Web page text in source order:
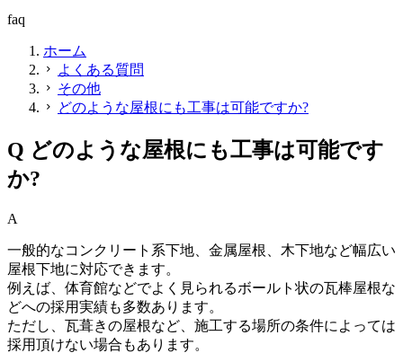
faq
ホーム
chevron_right よくある質問
chevron_right その他
chevron_right どのような屋根にも工事は可能ですか?
Q どのような屋根にも工事は可能です
か?
A
一般的なコンクリート系下地、金属屋根、木下地など幅広い
屋根下地に対応できます。
例えば、体育館などでよく見られるボールト状の瓦棒屋根な
どへの採用実績も多数あります。
ただし、瓦葺きの屋根など、施工する場所の条件によっては
採用頂けない場合もあります。